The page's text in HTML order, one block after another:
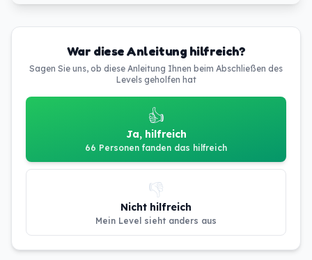
War diese Anleitung hilfreich?
Sagen Sie uns, ob diese Anleitung Ihnen beim Abschließen des
Levels geholfen hat
👍
Ja, hilfreich
66 Personen fanden das hilfreich
👎
Nicht hilfreich
Mein Level sieht anders aus